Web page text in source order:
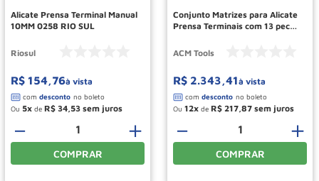
Alicate Prensa Terminal Manual
10MM 0258 RIO SUL
Riosul
R$ 154,76à vista
Ou 5 de R$ 34 53
＋
－
COMPRAR
Conjunto Matrizes para Alicate
Prensa Terminais com 13 pecas
ACM Tools
R$ 2.343,41à vista
Ou 12 de R$ 217 87
＋
－
COMPRAR